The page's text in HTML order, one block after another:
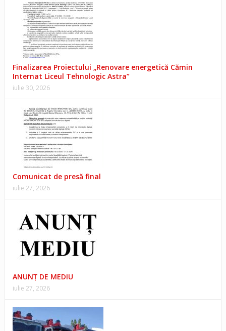
Finalizarea Proiectului „Renovare energetică Cămin
Internat Liceul Tehnologic Astra”
iulie 30, 2026
Comunicat de presă final
iulie 27, 2026
ANUNŢ DE MEDIU
iulie 27, 2026